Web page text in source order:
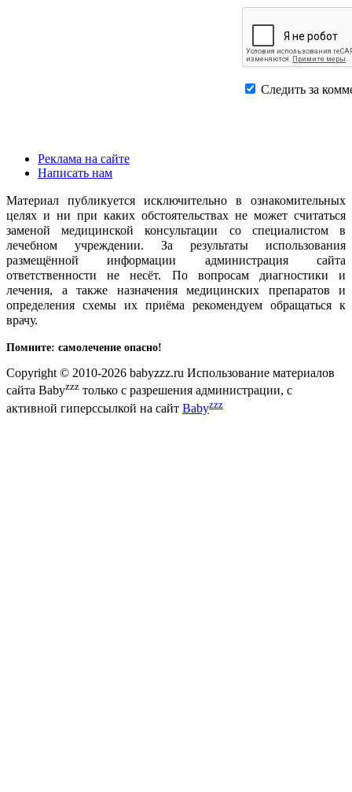
Следить за
Реклама на сайте
Написать нам
Материал публикуется исключительно в ознакомительных
целях и ни при каких обстоятельствах не может считаться
заменой медицинской консультации со специалистом в
лечебном учреждении. За результаты использования
размещённой информации администрация сайта
ответственности не несёт. По вопросам диагностики и
лечения, а также назначения медицинских препаратов и
определения схемы их приёма рекомендуем обращаться к
врачу.
Помните: самолечение опасно!
Copyright © 2010-2026 babyzzz.ru Использование материалов
сайта Babyzzz только с разрешения администрации, с
активной гиперссылкой на сайт Babyzzz